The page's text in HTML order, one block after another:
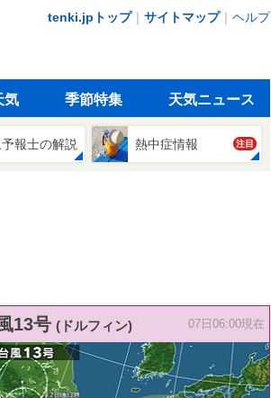
tenki.jpトップ｜ サイトマップ｜ ヘルプ
気 季節特集 天気ニュース
報士の解説 熱中症情報 注目
13号 (ドルフィン) 07日06:00現在